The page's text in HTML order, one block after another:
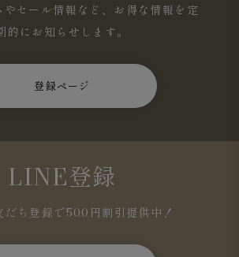
セール情報など、お得な情報を定
的にお知らせします。
登録ページ
LINE登録
ち登録で500円割引提供中！